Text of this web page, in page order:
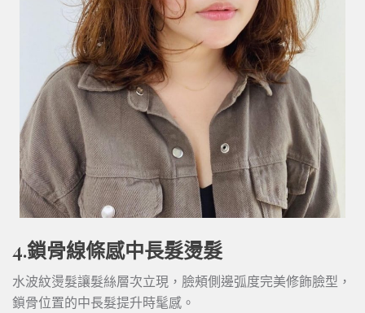
4.鎖骨線條感中長髮燙髮
水波紋燙髮讓髮絲層次立現，臉頰側邊弧度完美修飾臉型，
鎖骨位置的中長髮提升時髦感。